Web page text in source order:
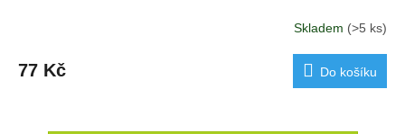
Skladem (>5 ks)
77 Kč Do košíku